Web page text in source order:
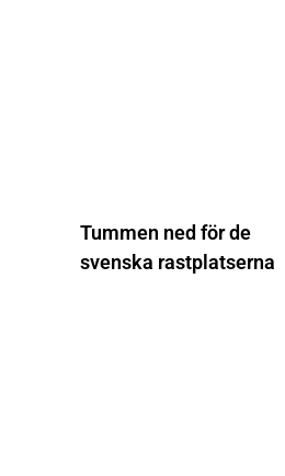
Tummen ned för de
svenska rastplatserna